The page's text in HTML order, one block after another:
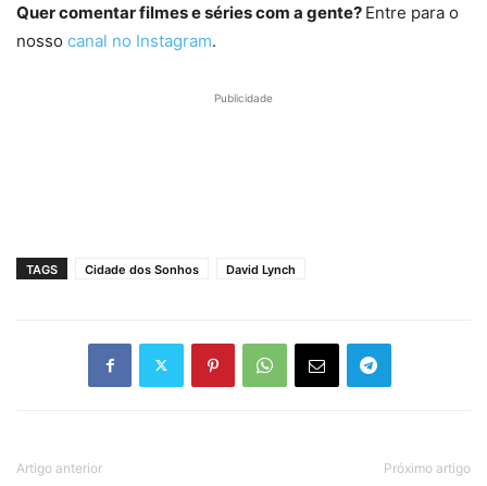
Quer comentar filmes e séries com a gente? Entre para o
nosso canal no Instagram.
Publicidade
TAGS Cidade dos Sonhos David Lynch
Artigo anterior Próximo artigo